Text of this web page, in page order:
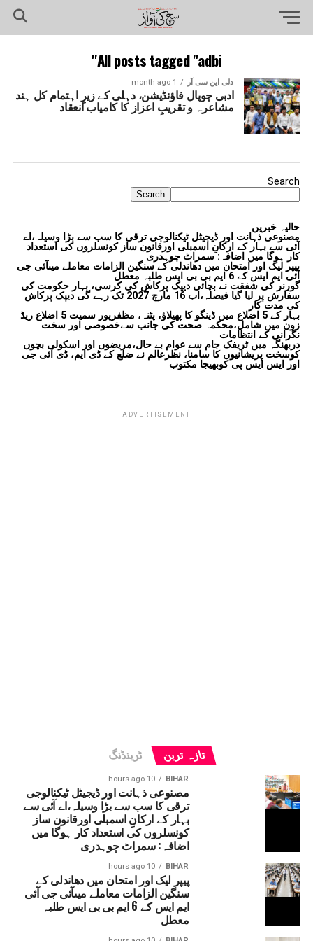
All posts tagged "adbi"
دلی این سی آر 1 month ago
ادبی چوپال فاؤنڈیشن، دہلی کے زیرِ اہتمام کل ہند
مشاعرہ و تقریبِ اعزاز کا کامیاب انعقاد
Search
Search
حالیہ خبریں
مصنوعی ذہانت اور ڈیجیٹل ٹیکنالوجی ترقی کا سب سے بڑا وسیلہ،اے
آئی سے بہار کے ارکانِ اسمبلی اورقانون ساز کونسلروں کی استعداد
کار ہوگا میں اضافہ: سمراٹ چوہدری
پیپر لیک اور امتحان میں دھاندلی کے سنگین الزامات معاملے میںآئی جی
آئی ایم ایس کے 6 ایم بی بی ایس طلبہ معطل
گورنر کی شفقت نے بچائی دیپک پرکاش کی کرسی، بہار حکومت کی
سفارش پر لیا گیا فیصلہ،اب 16 مارچ 2027 تک رہے گی دیپک پرکاش
کی مدت کار
بہار کے 5 اضلاع میں ڈینگو کا پھیلاؤ، پٹنہ، مظفرپور سمیت 5 اضلاع ریڈ
زون میں شامل،محکمہ صحت کی جانب سےخصوصی اور سخت
نگرانی کے انتظامات
دربھنگہ میں ٹریفک جام سے عوام بے حال،مریضوں اور اسکولی بچوں
کوسخت پریشانیوں کا سامنا، نظرعالم نے ضلع کے ڈی ایم، ڈی آئی جی
اور ایس ایس پی کوبھیجا مکتوب
ADVERTISEMENT
تازہ ترین ٹرینڈنگ
BIHAR
10 hours ago
مصنوعی ذہانت اور ڈیجیٹل ٹیکنالوجی
ترقی کا سب سے بڑا وسیلہ،اے آئی سے
بہار کے ارکانِ اسمبلی اورقانون ساز
کونسلروں کی استعداد کار ہوگا میں
اضافہ: سمراٹ چوہدری
BIHAR
10 hours ago
پیپر لیک اور امتحان میں دھاندلی کے
سنگین الزامات معاملے میںآئی جی آئی
ایم ایس کے 6 ایم بی بی ایس طلبہ
معطل